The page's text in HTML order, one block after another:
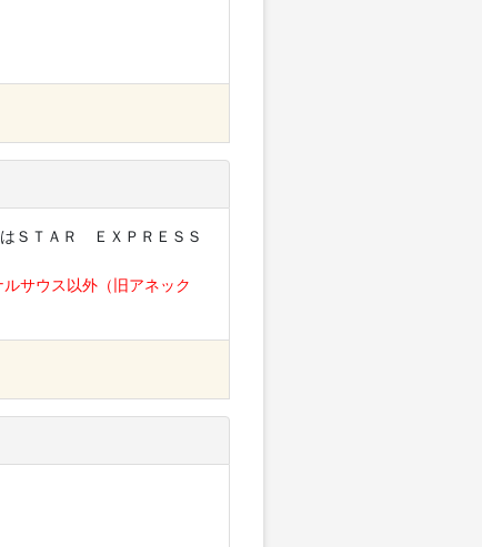
ＳＴＡＲ ＥＸＰＲＥＳＳ
サウス以外（旧アネック